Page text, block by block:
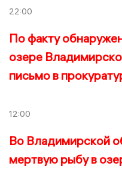
22:00
По факту
озере
письмо в
12:00
Во Владимирской
мертвую рыбу в